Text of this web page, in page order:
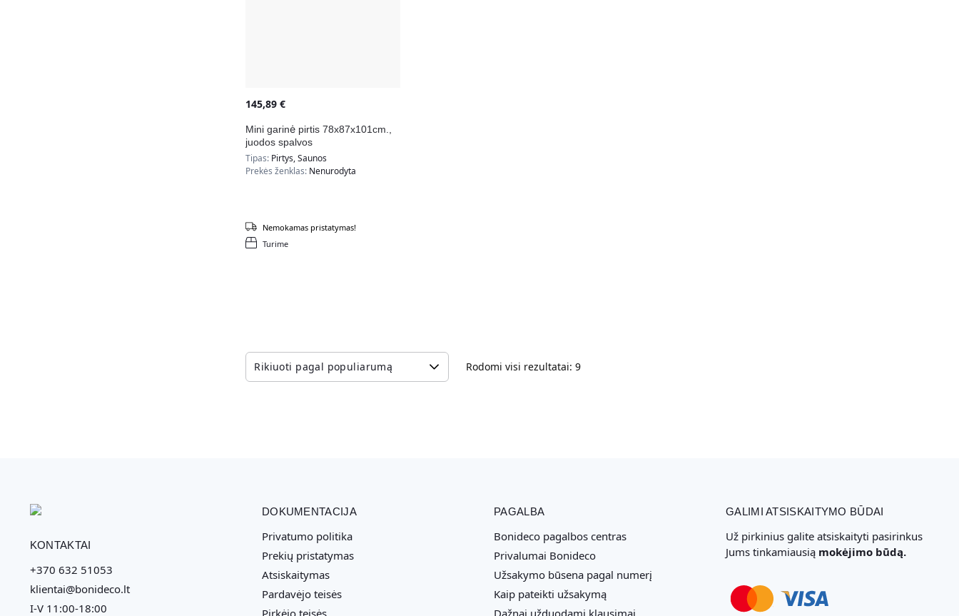
145,89€
Mini garinė pirtis 78x87x101cm.,
juodos spalvos
Tipas: Pirtys, Saunos
Prekės ženklas: Nenurodyta
Turime
Nemokamas pristatymas!
Rodomi visi rezultatai: 9
KONTAKTAI
+370 632 51053
klientai@bonideco.lt
I-V 11:00-18:00
DOKUMENTACIJA
Privatumo politika
Prekių pristatymas
Atsiskaitymas
Pardavėjo teisės
PAGALBA
Bonideco pagalbos centras
Privalumai Bonideco
Užsakymo būsena pagal numerį
Kaip pateikti užsakymą
GALIMI ATSISKAITYMO BŪDAI
Už pirkinius galite atsiskaityti pasirinkus
Jums tinkamiausią mokėjimo būdą.